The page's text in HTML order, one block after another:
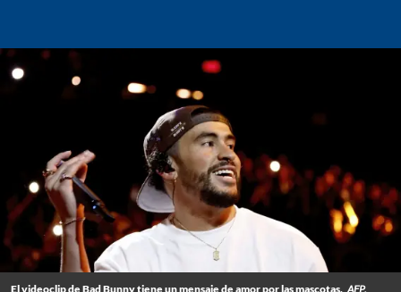
El videoclip de Bad Bunny tiene un mensaje de amor por las mascotas. AFP.